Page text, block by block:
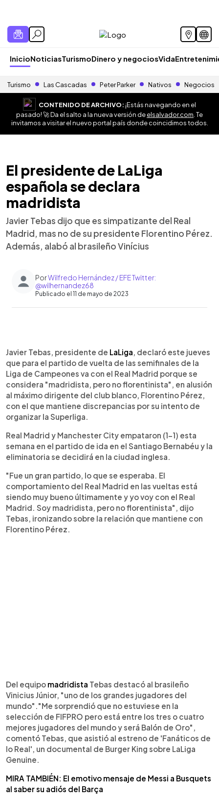
InicioNoticiasTurismoDinero y negociosVida
Turismo Las Cascadas Peter Parker Nativos Negocios
CONTENIDO DE ARCHIVO:¡Estás navegando en el
pasado! 🚀 Da el salto a la nueva versión deelsalvador.com . Te
invitamos a visitar el nuevo portal país donde coincidimos todos.
El presidente de LaLiga
española se declara
madridista
Javier Tebas dijo que es simpatizante del Real
Madrid, mas no de su presidente Florentino Pérez.
Además, alabó al brasileño Vinícius
PorWilfredo Hernández / EFE Twitter:
@wilhernandez68
Publicado el 11 de mayo de 2023
► Escuchar artículo
Javier Tebas, presidente de LaLiga, declaró este jueves
que para el partido de vuelta de las semifinales de la
Liga de Campeones va con el Real Madrid porque se
considera "madridista, pero no florentinista", en alusión
al máximo dirigente del club blanco, Florentino Pérez,
con el que mantiene discrepancias por su intento de
organizar la Superliga.
Real Madrid y Manchester City empataron (1-1) esta
semana en el partido de ida en el Santiago Bernabéu y la
eliminatoria se decidirá en la ciudad inglesa.
"Fue un gran partido, lo que se esperaba. El
comportamiento del Real Madrid en las vueltas está
siendo muy bueno últimamente y yo voy con el Real
Madrid. Soy madridista, pero no florentinista", dijo
Tebas, ironizando sobre la relación que mantiene con
Florentino Pérez.
Del equipo madridista Tebas destacó al brasileño
Vinicius Júnior, "uno de los grandes jugadores del
mundo"."Me sorprendió que no estuviese en la
selección de FIFPRO pero está entre los tres o cuatro
mejores jugadores del mundo y será Balón de Oro",
comentó Tebas, que asistió al estreno de 'Fanáticos de
lo Real', un documental de Burger King sobre LaLiga
Genuine.
MIRA TAMBIÉN: El emotivo mensaje de Messi a Busquets
al saber su adiós del Barça